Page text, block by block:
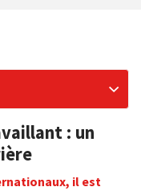
: un
il est